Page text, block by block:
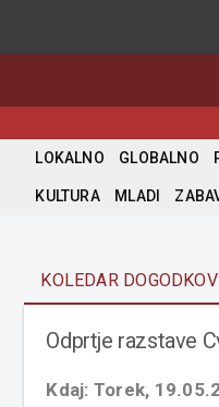
LOKALNO GLOBALNO
KULTURA MLADI
KOLEDAR DOGODKOV
Odprtje razstave
Kdaj: Torek,